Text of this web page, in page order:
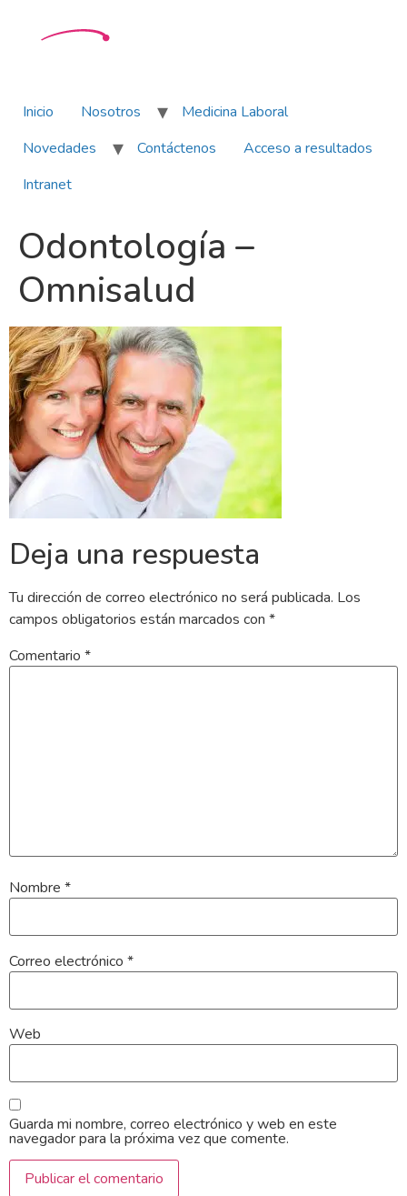
Inicio Nosotros
Medicina Laboral
Novedades
Contáctenos
Acceso a resultados
Intranet
Odontología –
Omnisalud
Deja una respuesta
Tu dirección de correo electrónico no será publicada. Los
campos obligatorios están marcados con *
Comentario *
Nombre *
Correo electrónico *
Web
Guarda mi nombre, correo electrónico y web en este
navegador para la próxima vez que comente.